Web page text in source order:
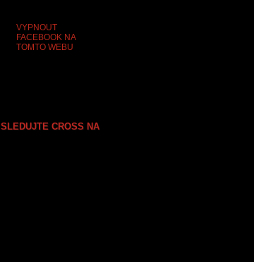
VYPNOUT
FACEBOOK NA
TOMTO WEBU
SLEDUJTE CROSS NA